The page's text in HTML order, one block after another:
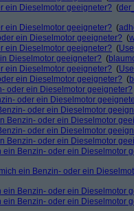
ein Dieselmotor geeigneter? (
ein Dieselmotor geeigneter? (
ein Dieselmotor geeigneter? (
ein Dieselmotor geeigneter? (
Dieselmotor geeigneter? (
ein Dieselmotor geeigneter? (
ein Dieselmotor geeigneter? (
oder ein Dieselmotor geeigneter?
oder ein Dieselmotor
oder ein Dieselmotor
Benzin- oder ein Dieselmotor
oder ein Dieselmotor
Benzin- oder ein Dieselmotor
ein Benzin- oder ein Dieselmotor
ein Benzin- oder ein
ein Benzin- oder ein Dieselmotor
ein Benzin- oder ein Dieselmotor